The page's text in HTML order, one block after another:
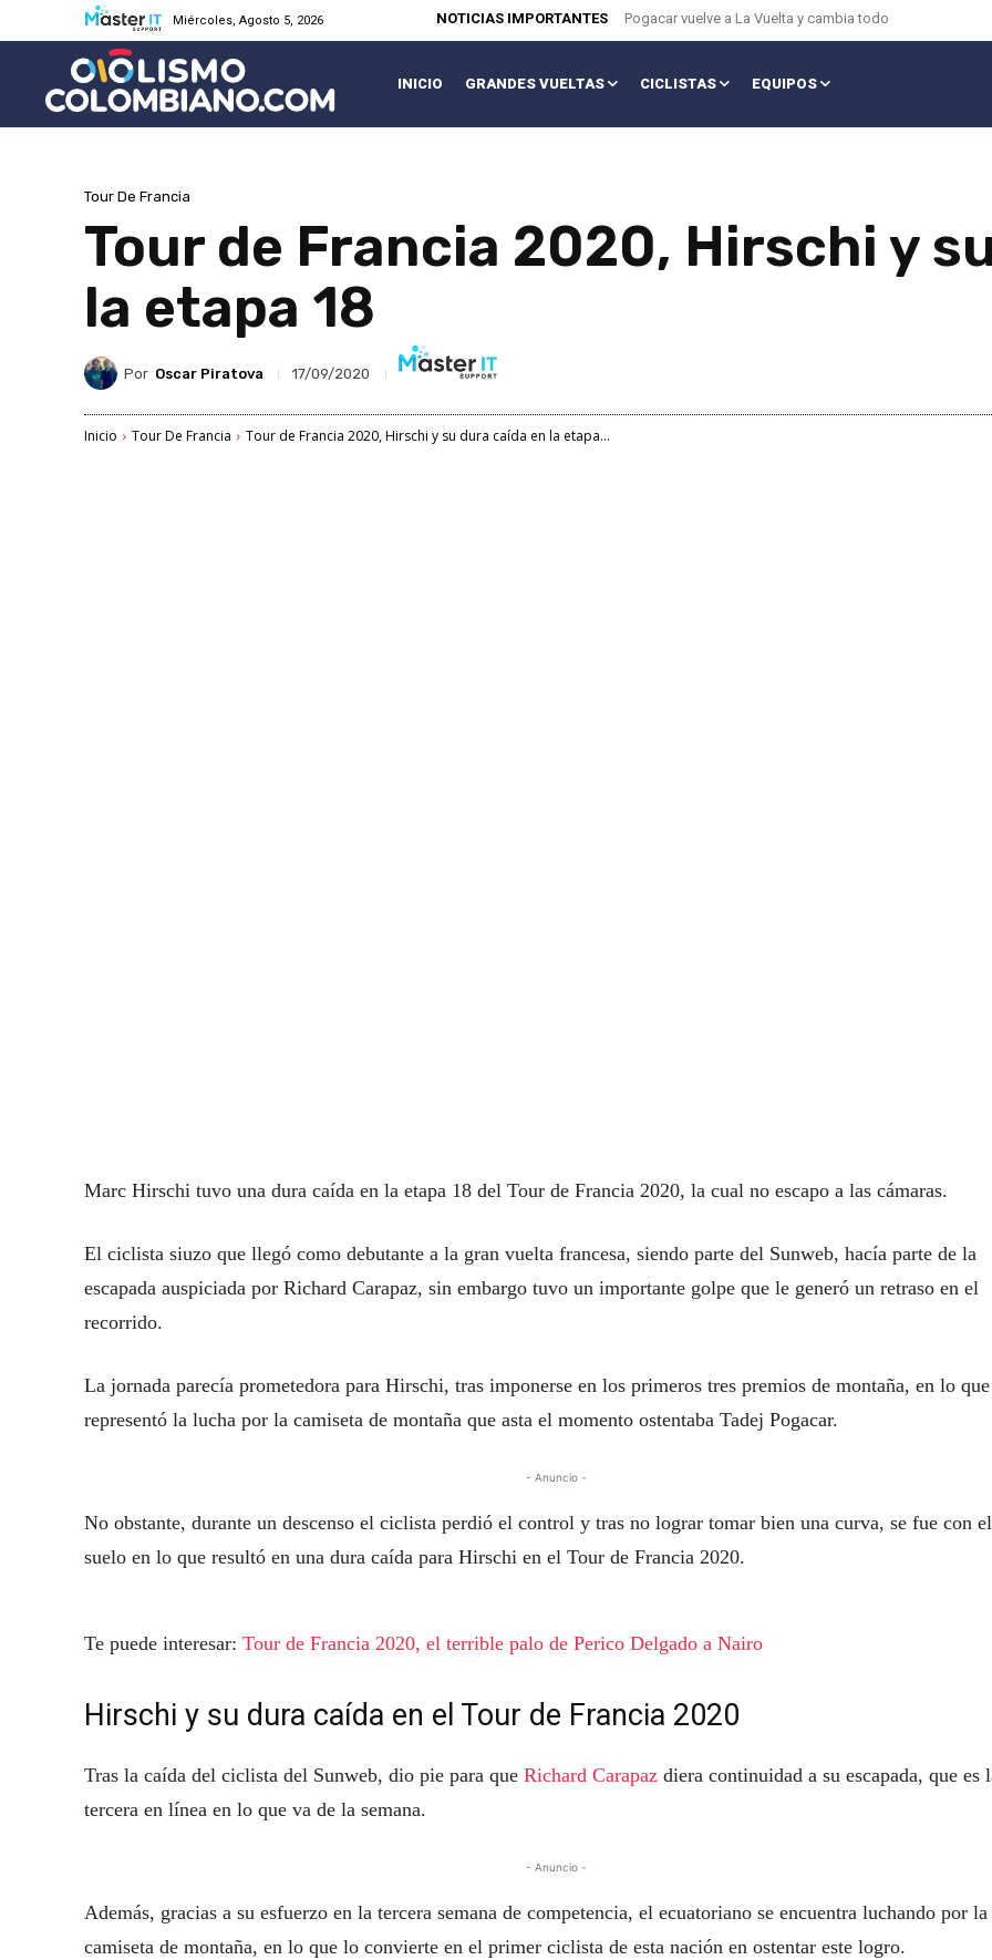
Miércoles, Agosto 5, 2026 NOTICIAS IMPORTANTES Pogacar vuelve a La Vuelta y cambia todo
INICIO GRANDES VUELTAS CICLISTAS EQUIPOS
Tour De Francia
Tour de Francia 2020, Hirschi y
la etapa 18
Por Oscar Piratova 17/09/2020
Inicio Tour De Francia Tour de Francia 2020, Hirschi y su dura caída en la etapa...
Marc Hirschi tuvo una dura caída en la etapa 18 del Tour de Francia 2020, la cual no escapo a las cámaras.
El ciclista siuzo que llegó como debutante a la gran vuelta francesa, siendo parte del Sunweb, hacía parte de la
escapada auspiciada por Richard Carapaz, sin embargo tuvo un importante golpe que le generó un retraso en el
recorrido.
La jornada parecía prometedora para Hirschi, tras imponerse en los primeros tres premios de montaña, en lo que
representó la lucha por la camiseta de montaña que asta el momento ostentaba Tadej Pogacar.
- Anuncio -
No obstante, durante un descenso el ciclista perdió el control y tras no lograr tomar bien una curva, se fue con el
suelo en lo que resultó en una dura caída para Hirschi en el Tour de Francia 2020.
Te puede interesar: Tour de Francia 2020, el terrible palo de Perico Delgado a Nairo
Hirschi y su dura caída en el Tour de Francia 2020
Tras la caída del ciclista del Sunweb, dio pie para que Richard Carapaz diera continuidad a su escapada, que es
tercera en línea en lo que va de la semana.
- Anuncio -
Además, gracias a su esfuerzo en la tercera semana de competencia, el ecuatoriano se encuentra luchando por la
camiseta de montaña, en lo que lo convierte en el primer ciclista de esta nación en ostentar este logro.